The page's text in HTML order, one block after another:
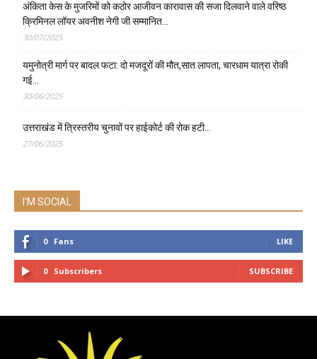
अंकिता केस के मुजरिमों को कठोर आजीवन कारावास की सजा दिलवाने वाले वरिष्ठ
क्रिमिनल लॉयर अवनीश नेगी जी सम्मानित…
30/07/2025
यमुनोत्री मार्ग पर बादल फटा: दो मजदूरों की मौत,सात लापता, चारधाम यात्रा रोकी
गई…
30/06/2025
उत्तराखंड में त्रिस्तरीय चुनावों पर हाईकोर्ट की रोक हटी…
27/06/2025
I'M SOCIAL
0 Fans LIKE
0 Subscribers SUBSCRIBE